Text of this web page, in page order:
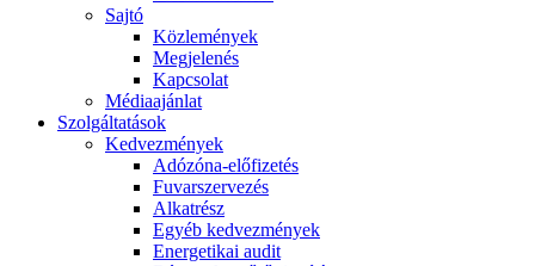
Sajtó
Közlemények
Megjelenés
Kapcsolat
Médiaajánlat
Szolgáltatások
Kedvezmények
Adózóna-előfizetés
Fuvarszervezés
Alkatrész
Egyéb kedvezmények
Energetikai audit